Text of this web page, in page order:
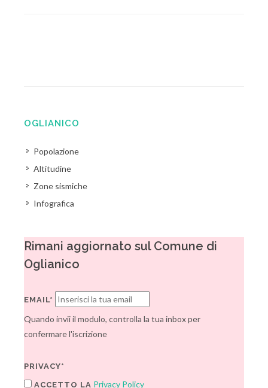
OGLIANICO
Popolazione
Altitudine
Zone sismiche
Infografica
Rimani aggiornato sul Comune di
Oglianico
EMAIL*
Quando invii il modulo, controlla la tua inbox per
confermare l'iscrizione
PRIVACY*
ACCETTO LA Privacy Policy